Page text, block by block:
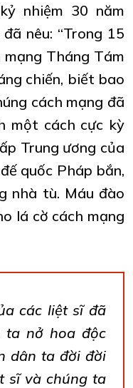
nhiệm 30 năm
nêu: “Trong 15
Tháng Tám
chiến, biết bao
cách mạng đã
một cách cực kỳ
Trung ương của
quốc Pháp bắn,
nhà tù. Máu đào
lá cờ cách mạng
các liệt sĩ đã
ta nở hoa độc
dân ta đời đời
sĩ và chúng ta